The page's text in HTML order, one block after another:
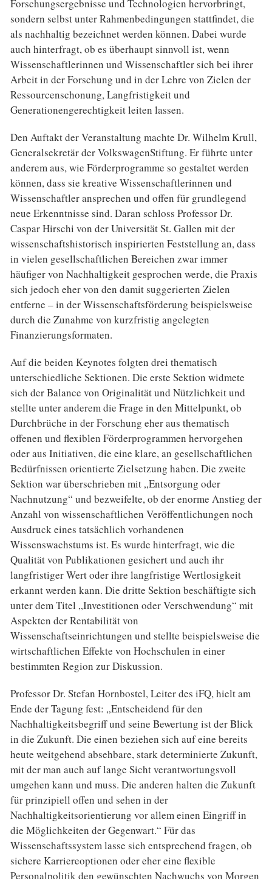
Forschungsergebnisse und Technologien hervorbringt,
sondern selbst unter Rahmenbedingungen stattfindet, die
als nachhaltig bezeichnet werden können. Dabei wurde
auch hinterfragt, ob es überhaupt sinnvoll ist, wenn
Wissenschaftlerinnen und Wissenschaftler sich bei ihrer
Arbeit in der Forschung und in der Lehre von Zielen der
Ressourcenschonung, Langfristigkeit und
Generationengerechtigkeit leiten lassen.
Den Auftakt der Veranstaltung machte Dr. Wilhelm Krull,
Generalsekretär der VolkswagenStiftung. Er führte unter
anderem aus, wie Förderprogramme so gestaltet werden
können, dass sie kreative Wissenschaftlerinnen und
Wissenschaftler ansprechen und offen für grundlegend
neue Erkenntnisse sind. Daran schloss Professor Dr.
Caspar Hirschi von der Universität St. Gallen mit der
wissenschaftshistorisch inspirierten Feststellung an, dass
in vielen gesellschaftlichen Bereichen zwar immer
häufiger von Nachhaltigkeit gesprochen werde, die Praxis
sich jedoch eher von den damit suggerierten Zielen
entferne – in der Wissenschaftsförderung beispielsweise
durch die Zunahme von kurzfristig angelegten
Finanzierungsformaten.
Auf die beiden Keynotes folgten drei thematisch
unterschiedliche Sektionen. Die erste Sektion widmete
sich der Balance von Originalität und Nützlichkeit und
stellte unter anderem die Frage in den Mittelpunkt, ob
Durchbrüche in der Forschung eher aus thematisch
offenen und flexiblen Förderprogrammen hervorgehen
oder aus Initiativen, die eine klare, an gesellschaftlichen
Bedürfnissen orientierte Zielsetzung haben. Die zweite
Sektion war überschrieben mit „Entsorgung oder
Nachnutzung“ und bezweifelte, ob der enorme Anstieg der
Anzahl von wissenschaftlichen Veröffentlichungen noch
Ausdruck eines tatsächlich vorhandenen
Wissenswachstums ist. Es wurde hinterfragt, wie die
Qualität von Publikationen gesichert und auch ihr
langfristiger Wert oder ihre langfristige Wertlosigkeit
erkannt werden kann. Die dritte Sektion beschäftigte sich
unter dem Titel „Investitionen oder Verschwendung“ mit
Aspekten der Rentabilität von
Wissenschaftseinrichtungen und stellte beispielsweise die
wirtschaftlichen Effekte von Hochschulen in einer
bestimmten Region zur Diskussion.
Professor Dr. Stefan Hornbostel, Leiter des iFQ, hielt am
Ende der Tagung fest: „Entscheidend für den
Nachhaltigkeitsbegriff und seine Bewertung ist der Blick
in die Zukunft. Die einen beziehen sich auf eine bereits
heute weitgehend absehbare, stark determinierte Zukunft,
mit der man auch auf lange Sicht verantwortungsvoll
umgehen kann und muss. Die anderen halten die Zukunft
für prinzipiell offen und sehen in der
Nachhaltigkeitsorientierung vor allem einen Eingriff in
die Möglichkeiten der Gegenwart.“ Für das
Wissenschaftssystem lasse sich entsprechend fragen, ob
sichere Karriereoptionen oder eher eine flexible
Personalpolitik den gewünschten Nachwuchs von Morgen